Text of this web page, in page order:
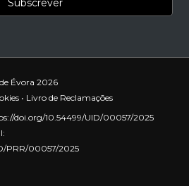
Évora 2026
• Livro de Reclamações
doi.org/10.54499/UID/00057/2025
PRR/00057/2025